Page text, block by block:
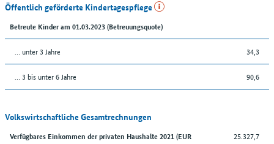
Öffentlich geförderte Kindertagespflege
Betreute Kinder am 01.03.2023 (Betreuungsquote)
… unter 3 Jahre 34,3
… 3 bis unter 6 Jahre 90,6
Volkswirtschaftliche Gesamtrechnungen
Verfügbares Einkommen der privaten Haushalte 2021 (EUR
25.327,7